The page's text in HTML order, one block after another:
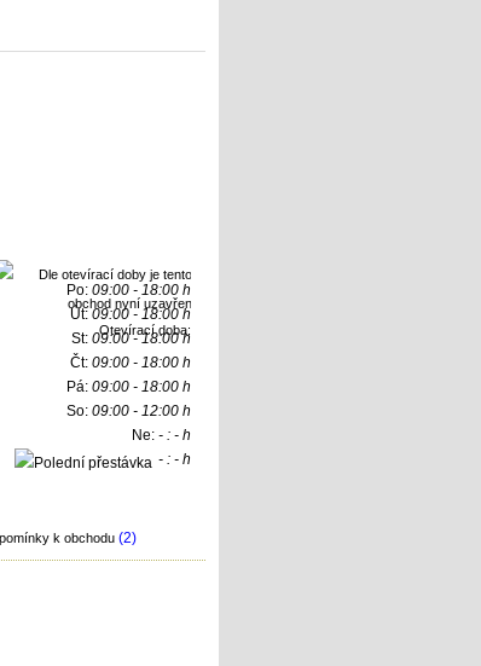
Otevírací doba:
Po: 09:00 - 18:00 h
Út: 09:00 - 18:00 h
St: 09:00 - 18:00 h
Čt: 09:00 - 18:00 h
Pá: 09:00 - 18:00 h
So: 09:00 - 12:00 h
Ne: - : - h
- : - h
k obchodu (2)